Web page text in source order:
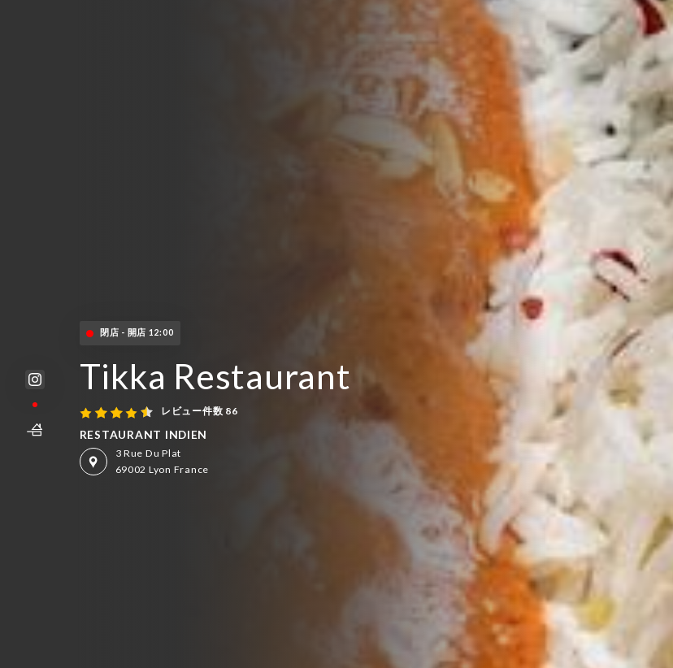
閉店 - 開店 12:00
Tikka Restaurant
レビュー件数 86
RESTAURANT INDIEN
3 Rue Du Plat
69002 Lyon France